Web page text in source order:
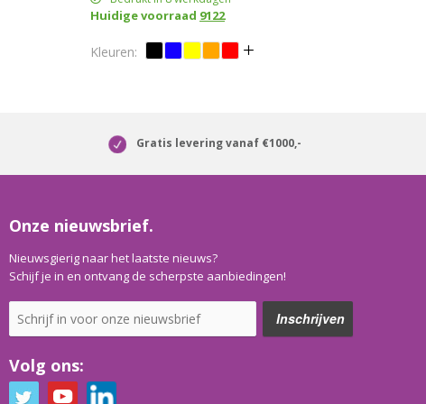
Huidige voorraad 9122
Gratis levering vanaf €1000,-
Onze nieuwsbrief.
Nieuwsgierig naar het laatste nieuws?
Schijf je in en ontvang de scherpste aanbiedingen!
Volg ons: